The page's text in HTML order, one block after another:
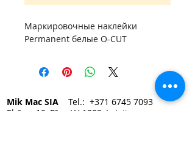
Маркировочные наклейки
Permanent белые O-CUT
Mik Mac SIA Tel.: +371 6745 7093
Elvīras 19, Rīga LV-1083, Latvija